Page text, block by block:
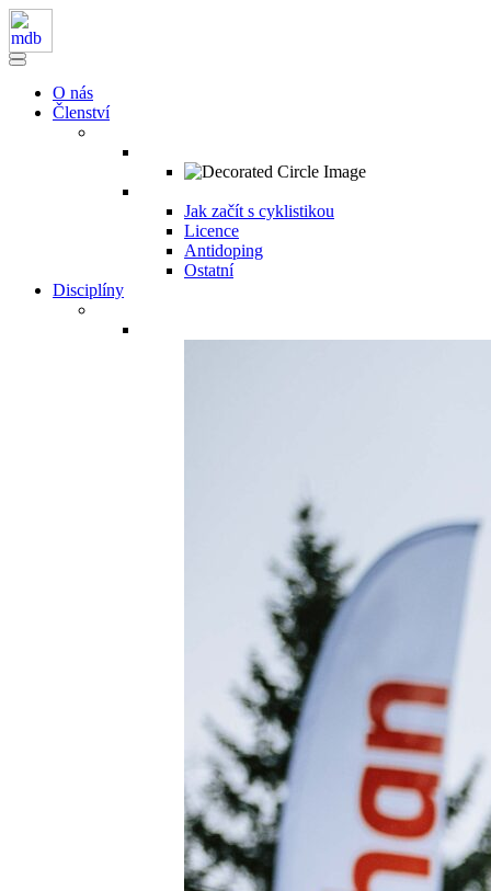
O nás
Členství
Jak začít s cyklistikou
Licence
Antidoping
Ostatní
Disciplíny